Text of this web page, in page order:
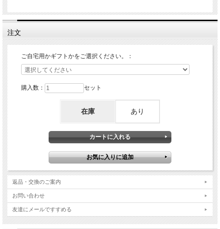
注文
ご自宅用かギフトかをご選択ください。：
購入数： セット
在庫 あり
返品・交換のご案内
お問い合わせ
友達にメールですすめる